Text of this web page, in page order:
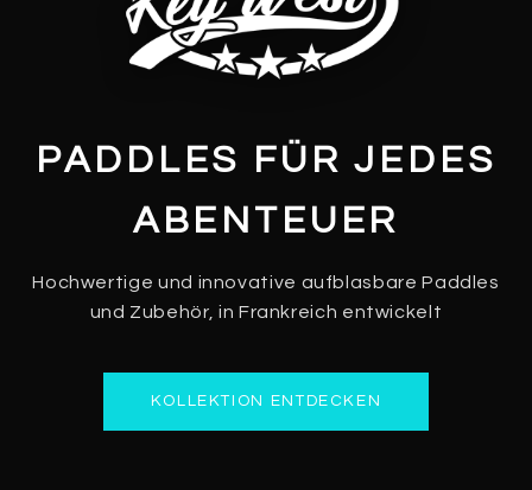
PADDLES FÜR JEDES
ABENTEUER
Hochwertige und innovative aufblasbare Paddles
und Zubehör, in Frankreich entwickelt
KOLLEKTION ENTDECKEN